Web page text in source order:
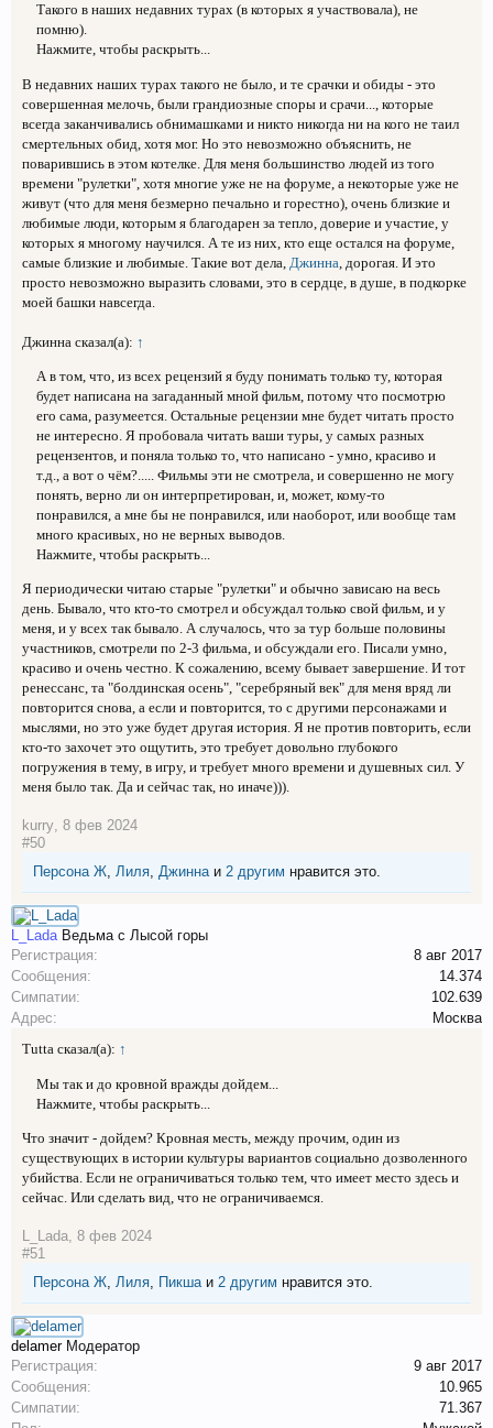
Такого в наших недавних турах (в которых я участвовала), не
помню).
Нажмите, чтобы раскрыть...
В недавних наших турах такого не было, и те срачки и обиды - это
совершенная мелочь, были грандиозные споры и срачи..., которые
всегда заканчивались обнимашками и никто никогда ни на кого не таил
смертельных обид, хотя мог. Но это невозможно объяснить, не
поварившись в этом котелке. Для меня большинство людей из того
времени "рулетки", хотя многие уже не на форуме, а некоторые уже не
живут (что для меня безмерно печально и горестно), очень близкие и
любимые люди, которым я благодарен за тепло, доверие и участие, у
которых я многому научился. А те из них, кто еще остался на форуме,
самые близкие и любимые. Такие вот дела, Джинна , дорогая. И это
просто невозможно выразить словами, это в сердце, в душе, в подкорке
моей башки навсегда.
Джинна сказал(а): ↑
А в том, что, из всех рецензий я буду понимать только ту, которая
будет написана на загаданный мной фильм, потому что посмотрю
его сама, разумеется. Остальные рецензии мне будет читать просто
не интересно. Я пробовала читать ваши туры, у самых разных
рецензентов, и поняла только то, что написано - умно, красиво и
т.д., а вот о чём?..... Фильмы эти не смотрела, и совершенно не могу
понять, верно ли он интерпретирован, и, может, кому-то
понравился, а мне бы не понравился, или наоборот, или вообще там
много красивых, но не верных выводов.
Нажмите, чтобы раскрыть...
Я периодически читаю старые "рулетки" и обычно зависаю на весь
день. Бывало, что кто-то смотрел и обсуждал только свой фильм, и у
меня, и у всех так бывало. А случалось, что за тур больше половины
участников, смотрели по 2-3 фильма, и обсуждали его. Писали умно,
красиво и очень честно. К сожалению, всему бывает завершение. И тот
ренессанс, та "болдинская осень", "серебряный век" для меня вряд ли
повторится снова, а если и повторится, то с другими персонажами и
мыслями, но это уже будет другая история. Я не против повторить, если
кто-то захочет это ощутить, это требует довольно глубокого
погружения в тему, в игру, и требует много времени и душевных сил. У
меня было так. Да и сейчас так, но иначе))).
kurry, 8 фев 2024
#50
Персона Ж, Лиля, Джиннаи 2 другим нравится это.
L_Lada Ведьма с Лысой горы
Регистрация:
8 авг 2017
Сообщения:
14.374
Симпатии:
102.639
Адрес:
Москва
Tutta сказал(а): ↑
Мы так и до кровной вражды дойдем...
Нажмите, чтобы раскрыть...
Что значит - дойдем? Кровная месть, между прочим, один из
существующих в истории культуры вариантов социально дозволенного
убийства. Если не ограничиваться только тем, что имеет место здесь и
сейчас. Или сделать вид, что не ограничиваемся.
L_Lada, 8 фев 2024
#51
Персона Ж, Лиля, Пикшаи 2 другим нравится это.
delamer Модератор
Регистрация:
9 авг 2017
Сообщения:
10.965
Симпатии:
71.367